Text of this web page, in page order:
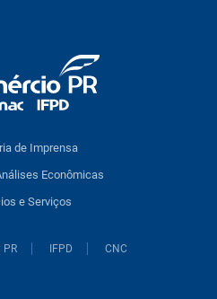
de Imprensa
Econômicas
e Serviços
PR IFPD CNC